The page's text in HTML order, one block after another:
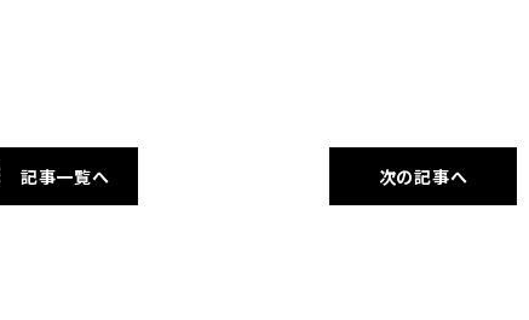
記事一覧へ 次の記事へ